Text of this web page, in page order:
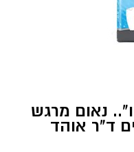
נאום מרגש
ד"ר אוהד